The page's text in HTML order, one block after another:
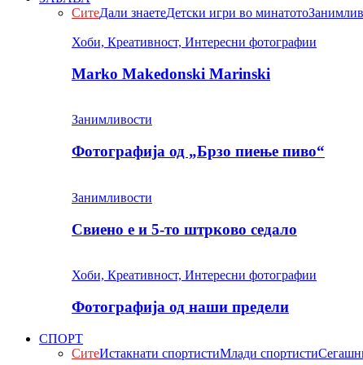
СитеДали знаетеДетски игри во минатото
Хоби, Креативност, Интересни фотографии
Marko Makedonski Marinski
Занимливости
Фотографија од „Брзо пиење пиво“
Занимливости
Свиено е и 5-то штрково седало
Хоби, Креативност, Интересни фотографии
Фотографија од наши предели
СПОРТ
СитеИстакнати спортистиМлади спортисти